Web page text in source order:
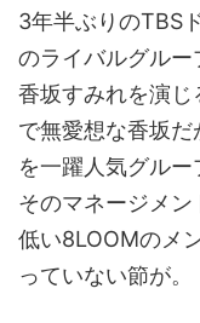
3年半ぶりのTBS
のライバルグルー
香坂すみれを演じ
で無愛想な香坂
を一躍人気グルー
そのマネージメ
低い8LOOMのメ
っていない節が。